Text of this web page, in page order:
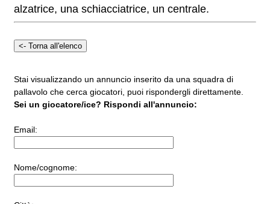
alzatrice, una schiacciatrice, un centrale.
Stai visualizzando un annuncio inserito da una squadra di
pallavolo che cerca giocatori, puoi rispondergli direttamente.
Sei un giocatore/ice? Rispondi all'annuncio:
Email:
Nome/cognome: